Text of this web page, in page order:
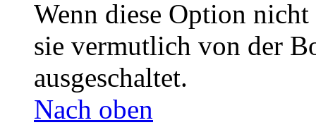
Wenn diese Option
sie vermutlich von der
ausgeschaltet.
Nach oben